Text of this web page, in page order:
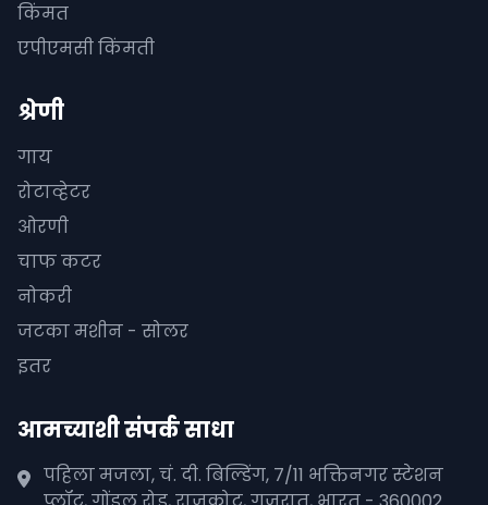
किंमत
एपीएमसी किंमती
श्रेणी
गाय
रोटाव्हेटर
ओरणी
चाफ कटर
नोकरी
जटका मशीन - सोलर
इतर
आमच्याशी संपर्क साधा
पहिला मजला, चं. दी. बिल्डिंग, 7/11 भक्तिनगर स्टेशन